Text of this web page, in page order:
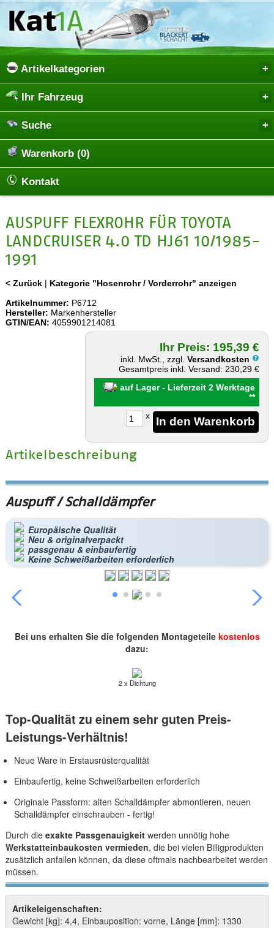
Artikelkategorien
Ihr Fahrzeug
Suche
Warenkorb (0)
Kontakt
AUSPUFF FLEXROHR FÜR TOYOTA
LANDCRUISER 4.0 TD HJ61 10/1985-
1991
< Zurück| Kategorie "Hosenrohr / Vorderrohr" anzeigen
Artikelnummer: P6712
Hersteller: Markenhersteller
GTIN/EAN: 4059901214081
Ihr Preis: 195,39 €
inkl. MwSt., zzgl.Versandkosten
Gesamtpreis inkl. Versand: 230,29 €
auf Lager - Lieferzeit 2 Werktage
**
x
Artikelbeschreibung
Auspuff / Schalldämpfer
Europäische Qualität
Neu & originalverpackt
passgenau & einbaufertig
Keine Schweißarbeiten erforderlich
Bei uns erhalten Sie die folgenden Montageteile kostenlos
dazu:
2 x Dichtung
Top-Qualität zu einem sehr guten Preis-
Leistungs-Verhältnis!
Neue Ware in Erstausrüsterqualität
Einbaufertig, keine Schweißarbeiten erforderlich
Originale Passform: alten Schalldämpfer abmontieren, neuen
Schalldämpfer einschrauben - fertig!
Durch die exakte Passgenauigkeitwerden unnötig hohe
Werkstatteinbaukosten vermieden, die bei vielen Billigprodukten
zusätzlich anfallen können, da diese oftmals nachbearbeitet werden
müssen.
Artikeleigenschaften:
Gewicht [kg]: 4,4, Einbauposition: vorne, Länge [mm]: 1330